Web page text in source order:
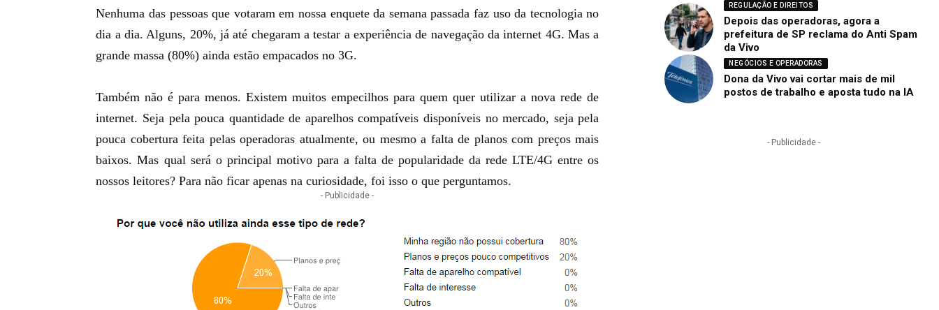
Nenhuma das pessoas que votaram em nossa enquete da semana passada faz uso da tecnologia no
dia a dia. Alguns, 20%, já até chegaram a testar a experiência de navegação da internet 4G. Mas a
grande massa (80%) ainda estão empacados no 3G.
Também não é para menos. Existem muitos empecilhos para quem quer utilizar a nova rede de
internet. Seja pela pouca quantidade de aparelhos compatíveis disponíveis no mercado, seja pela
pouca cobertura feita pelas operadoras atualmente, ou mesmo a falta de planos com preços mais
baixos. Mas qual será o principal motivo para a falta de popularidade da rede LTE/4G entre os
nossos leitores? Para não ficar apenas na curiosidade, foi isso o que perguntamos.
- Publicidade -
REGULAÇÃO E DIREITOS
Depois das operadoras, agora a
prefeitura de SP reclama do Anti Spam
da Vivo
NEGÓCIOS E OPERADORAS
Dona da Vivo vai cortar mais de mil
postos de trabalho e aposta tudo na IA
- Publicidade -